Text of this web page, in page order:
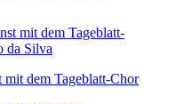
dem Tageblatt-Chor